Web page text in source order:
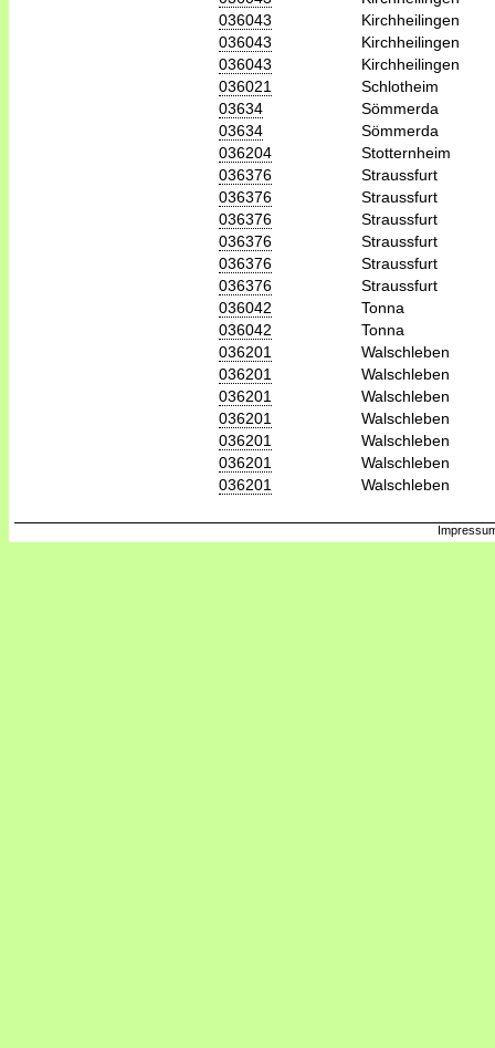
036043
Kirchheilingen
036043
Kirchheilingen
036043
Kirchheilingen
036021
Schlotheim
03634
Sömmerda
03634
Sömmerda
036204
Stotternheim
036376
Straussfurt
036376
Straussfurt
036376
Straussfurt
036376
Straussfurt
036376
Straussfurt
036376
Straussfurt
036042
Tonna
036042
Tonna
036201
Walschleben
036201
Walschleben
036201
Walschleben
036201
Walschleben
036201
Walschleben
036201
Walschleben
036201
Walschleben